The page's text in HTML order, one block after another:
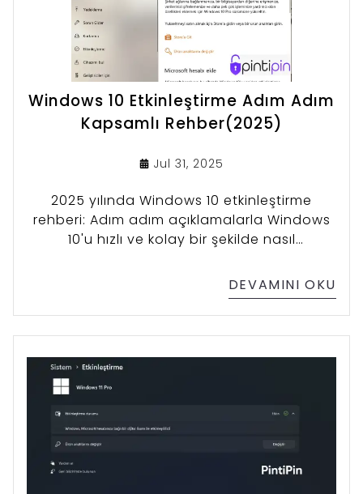
Windows 10 Etkinleştirme Adım Adım
Kapsamlı Rehber(2025)
Jul 31, 2025
2025 yılında Windows 10 etkinleştirme
rehberi: Adım adım açıklamalarla Windows
10'u hızlı ve kolay bir şekilde nasıl
DEVAMINI OKU